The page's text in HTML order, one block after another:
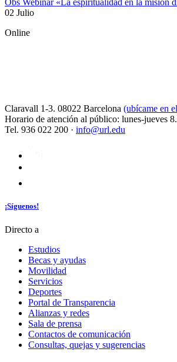
Obs Webinar «La espiritualidad en la misión
02 Julio
Online
Claravall 1-3. 08022 Barcelona (ubícame en
Horario de atención al público: lunes-jueves
Tel. 936 022 200 · info@url.edu
¡Síguenos!
Directo a
Estudios
Becas y ayudas
Movilidad
Servicios
Deportes
Portal de Transparencia
Alianzas y redes
Sala de prensa
Contactos de comunicación
Consultas, quejas y sugerencias